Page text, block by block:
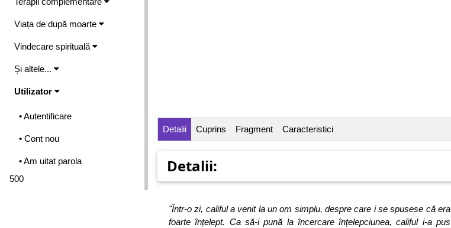
Viața de după moarte
Vindecare spirituală
Și altele...
Utilizator
• Autentificare
• Cont nou
• Am uitat parola
500
Detalii Cuprins Fragment Caracteristici
Detalii:
"Într-o zi, califul a venit la un om simplu, despre care i se spusese că era
foarte înțelept. Ca să-i pună la încercare înțelepciunea, califul i-a pus